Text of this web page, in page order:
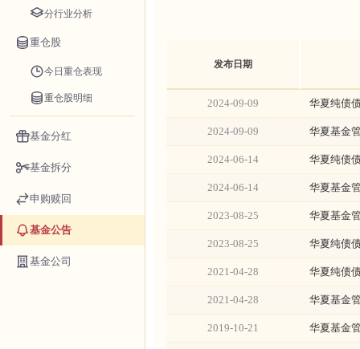
分行业分析
重仓股
今日重仓表现
重仓股明细
基金分红
基金拆分
申购赎回
基金公告
基金公司
发布日期
2024-09-09 华夏纯债
2024-09-09 华夏基金
2024-06-14 华夏纯债
2024-06-14 华夏基金
2023-08-25 华夏基金
2023-08-25 华夏纯债
2021-04-28 华夏纯债
2021-04-28 华夏基金
2019-10-21 华夏基金